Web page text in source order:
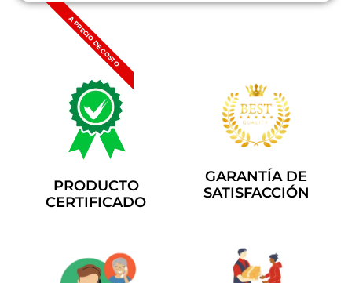
A PRECIO DE COSTO
PRODUCTO
CERTIFICADO
GARANTÍA DE
SATISFACCIÓN